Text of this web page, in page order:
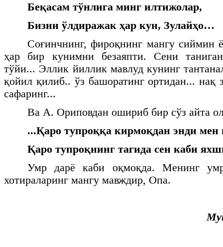
Беқасам тўнлига минг илтижолар,
Бизни ўлдиражак ҳар кун, Зулайҳо…
Соғинчнинг, фироқнинг мангу сиймин
ҳар бир кунимни безаяпти. Сени
тўйи... Эллик йиллик мавлуд кунинг
қойил қилиб.. ўз башоратинг ортидан... нақ
сафаринг...
Ва А. Ориповдан ошириб бир сўз айта
...Қаро тупроққа кирмоқдан энди мен
Қаро тупроқнинг тагида сен каби
Умр дарё каби оқмоқда. Менинг
хотираларинг мангу мавждир, Опа.